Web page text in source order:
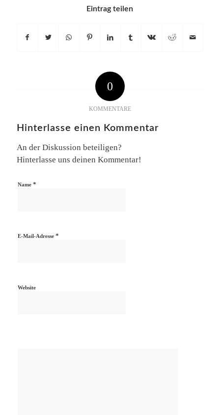
Eintrag teilen
0
KOMMENTARE
Hinterlasse einen Kommentar
An der Diskussion beteiligen?
Hinterlasse uns deinen Kommentar!
Name *
E-Mail-Adresse *
Website